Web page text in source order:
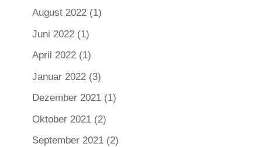
August 2022(1)
Juni 2022(1)
April 2022(1)
Januar 2022(3)
Dezember 2021(1)
Oktober 2021(2)
September 2021(2)